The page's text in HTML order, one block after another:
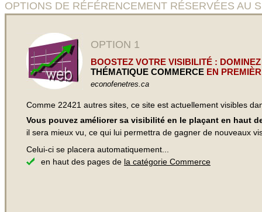
OPTIONS DE RÉFÉRENCEMENT RÉSERVÉES AU
OPTION 1
BOOSTEZ VOTRE VISIBILITÉ :
THÉMATIQUE COMMERCE EN
econofenetres.ca
Comme 22421 autres sites, ce site est actuellement visibles
Vous pouvez améliorer sa visibilité en le plaçant en haut
il sera mieux vu, ce qui lui permettra de gagner de nouveaux
Celui-ci se placera automatiquement...
en haut des pages de la catégorie Commerce